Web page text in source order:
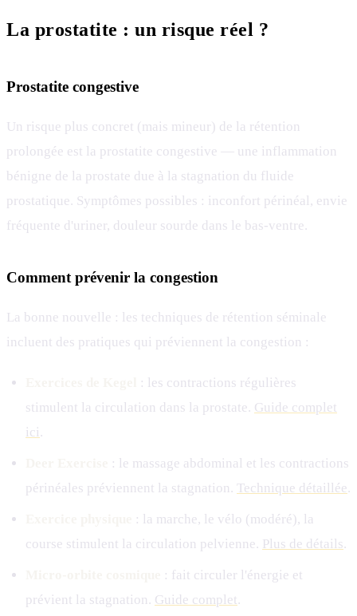
La prostatite : un risque réel ?
Prostatite congestive
Un risque plus concret (mais mineur) de la rétention
prolongée est la prostatite congestive — une inflammation
bénigne de la prostate due à la stagnation du fluide
prostatique. Symptômes possibles : inconfort périnéal, envie
fréquente d'uriner, douleur sourde dans le bas-ventre.
Comment prévenir la congestion
La bonne nouvelle : les techniques de rétention séminale
incluent des pratiques qui préviennent la congestion :
: les contractions régulières
stimulent la circulation dans la prostate. Guide complet
ici .
: le massage abdominal et les contractions
périnéales préviennent la stagnation. Technique détaillée.
: la marche, le vélo (modéré), la
course stimulent la circulation pelvienne. Plus de détails.
: fait circuler l'énergie et
prévient la stagnation. Guide complet.